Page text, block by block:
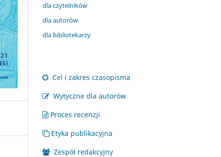
dla czytelników
dla autorów
dla bibliotekarzy
Cel i zakres czasopisma
Wytyczne dla autorów
Proces recenzji
Etyka publikacyjna
Zespół redakcyjny